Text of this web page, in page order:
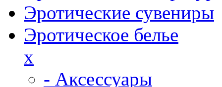
Эротические сувениры
Эротическое белье
x
- Аксессуары